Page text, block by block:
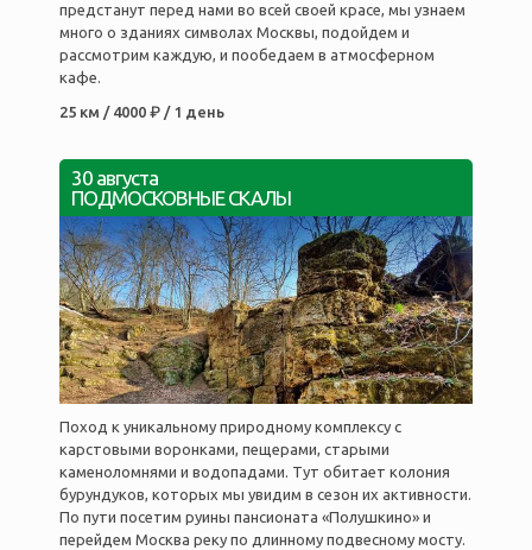
предстанут перед нами во всей своей красе, мы узнаем
много о зданиях символах Москвы, подойдем и
рассмотрим каждую, и пообедаем в атмосферном
кафе.
25 км / 4000 ₽ / 1 день
30 августа
ПОДМОСКОВНЫЕ СКАЛЫ
Поход к уникальному природному комплексу с
карстовыми воронками, пещерами, старыми
каменоломнями и водопадами. Тут обитает колония
бурундуков, которых мы увидим в сезон их активности.
По пути посетим руины пансионата «Полушкино» и
перейдем Москва реку по длинному подвесному мосту.